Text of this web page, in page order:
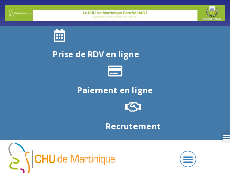
Prise de RDV en ligne
Paiement en ligne
Recrutement